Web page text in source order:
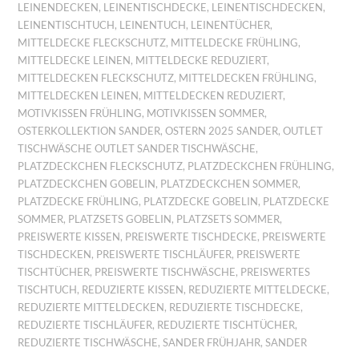
LEINENDECKEN , LEINENTISCHDECKE, LEINENTISCHDECKEN ,
LEINENTISCHTUCH , LEINENTUCH , LEINENTÜCHER,
MITTELDECKE FLECKSCHUTZ, MITTELDECKE FRÜHLING,
MITTELDECKE LEINEN , MITTELDECKE REDUZIERT,
MITTELDECKEN FLECKSCHUTZ, MITTELDECKEN FRÜHLING,
MITTELDECKEN LEINEN , MITTELDECKEN REDUZIERT,
MOTIVKISSEN FRÜHLING, MOTIVKISSEN SOMMER,
OSTERKOLLEKTION SANDER,OSTERN 2025 SANDER,OUTLET
TISCHWÄSCHE OUTLET SANDER TISCHWÄSCHE,
PLATZDECKCHEN FLECKSCHUTZ, PLATZDECKCHEN FRÜHLING,
PLATZDECKCHEN GOBELIN , PLATZDECKCHEN SOMMER,
PLATZDECKE FRÜHLING, PLATZDECKE GOBELIN , PLATZDECKE
SOMMER, PLATZSETS GOBELIN , PLATZSETS SOMMER,
PREISWERTE KISSEN , PREISWERTE TISCHDECKE, PREISWERTE
TISCHDECKEN , PREISWERTE TISCHLÄUFER, PREISWERTE
TISCHTÜCHER, PREISWERTE TISCHWÄSCHE, PREISWERTES
TISCHTUCH , REDUZIERTE KISSEN , REDUZIERTE MITTELDECKE,
REDUZIERTE MITTELDECKEN , REDUZIERTE TISCHDECKE,
REDUZIERTE TISCHLÄUFER, REDUZIERTE TISCHTÜCHER,
REDUZIERTE TISCHWÄSCHE,SANDER FRÜHJAHR,SANDER